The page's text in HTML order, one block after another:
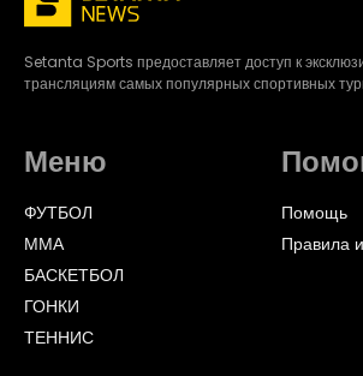
Setanta Sports предоставляет доступ к
трансляциям самых популярных спортивных
Меню
ФУТБОЛ
ММА
БАСКЕТБОЛ
ГОНКИ
ТЕННИС
Помощь
Правила